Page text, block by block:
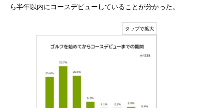
ら半年以内にコースデビューしていることが分かった。